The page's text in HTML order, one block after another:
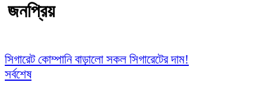
জনপ্রিয়
সিগারেট কোম্পানি বাড়ালো সকল সিগারেটের দাম!
সর্বশেষ